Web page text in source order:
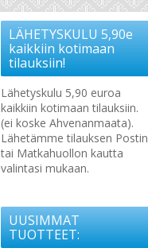
LÄHETYSKULU 5,90e
kaikkiin kotimaan
tilauksiin!
Lähetyskulu 5,90 euroa
kaikkiin kotimaan tilauksiin.
(ei koske Ahvenanmaata).
Lähetämme tilauksen Postin
tai Matkahuollon kautta
valintasi mukaan.
UUSIMMAT
TUOTTEET: